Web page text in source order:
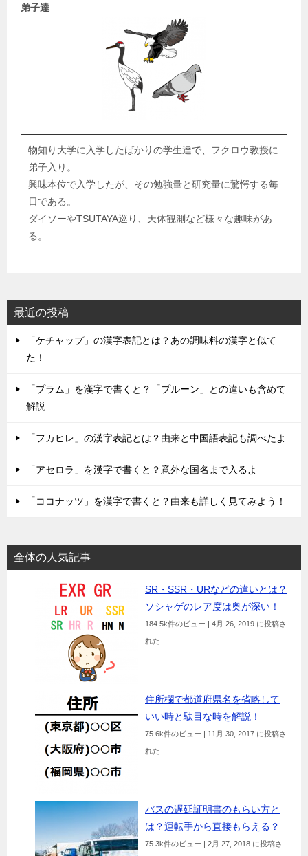
弟子達
物知り大学に入学したばかりの学生達で、フクロウ教授に
弟子入り。
興味本位で入学したが、その勉強量と研究量に驚愕する毎
日である。
ダイソーやTSUTAYA巡り、天体観測など様々な趣味があ
る。
最近の投稿
「ケチャップ」の漢字表記とは？あの調味料の漢字と似て
た！
「プラム」を漢字で書くと？「プルーン」との違いも含めて
解説
「フカヒレ」の漢字表記とは？由来と中国語表記も調べたよ
「アセロラ」を漢字で書くと？意外な国名まで入るよ
「ココナッツ」を漢字で書くと？由来も詳しく見てみよう！
全体の人気記事
SR・SSR・URなどの違いとは？
ソシャゲのレア度は奥が深い！
184.5k件のビュー 4月 26, 2019 に投稿さ
れた
住所欄で都道府県名を省略して
いい時と駄目な時を解説！
75.6k件のビュー 11月 30, 2017 に投稿さ
れた
バスの遅延証明書のもらい方と
は？運転手から直接もらえる？
75.3k件のビュー 2月 27, 2018 に投稿さ